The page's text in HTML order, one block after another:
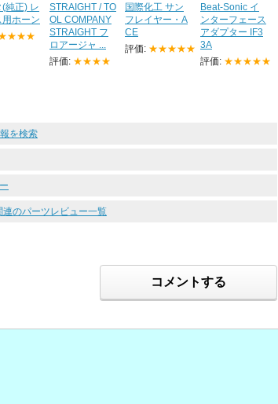
(純正) レ
用ホーン
STRAIGHT / TO
OL COMPANY
STRAIGHT フ
ロアージャ ...
評価: ★★★★
国際化工 サン
フレイヤー・A
CE
評価: ★★★★★
Beat-Sonic イ
ンターフェース
アダプター IF3
3A
評価: ★★★★★
を検索
のパーツレビュー一覧
コメントする